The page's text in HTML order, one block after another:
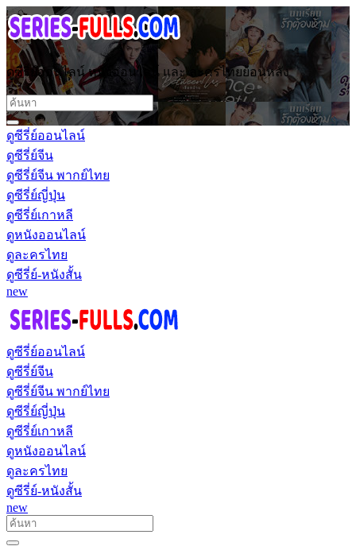
ดูซีรี่ย์ออนไลน์ หนังออนไลน์ และ ละครไทยย้อนหลัง
ดูซีรี่ย์ออนไลน์
ดูซีรี่ย์จีน
ดูซีรี่ย์จีน พากย์ไทย
ดูซีรี่ย์ญี่ปุ่น
ดูซีรี่ย์เกาหลี
ดูหนังออนไลน์
ดูละครไทย
ดูซีรี่ย์-หนังสั้น
new
ดูซีรี่ย์ออนไลน์
ดูซีรี่ย์จีน
ดูซีรี่ย์จีน พากย์ไทย
ดูซีรี่ย์ญี่ปุ่น
ดูซีรี่ย์เกาหลี
ดูหนังออนไลน์
ดูละครไทย
ดูซีรี่ย์-หนังสั้น
new